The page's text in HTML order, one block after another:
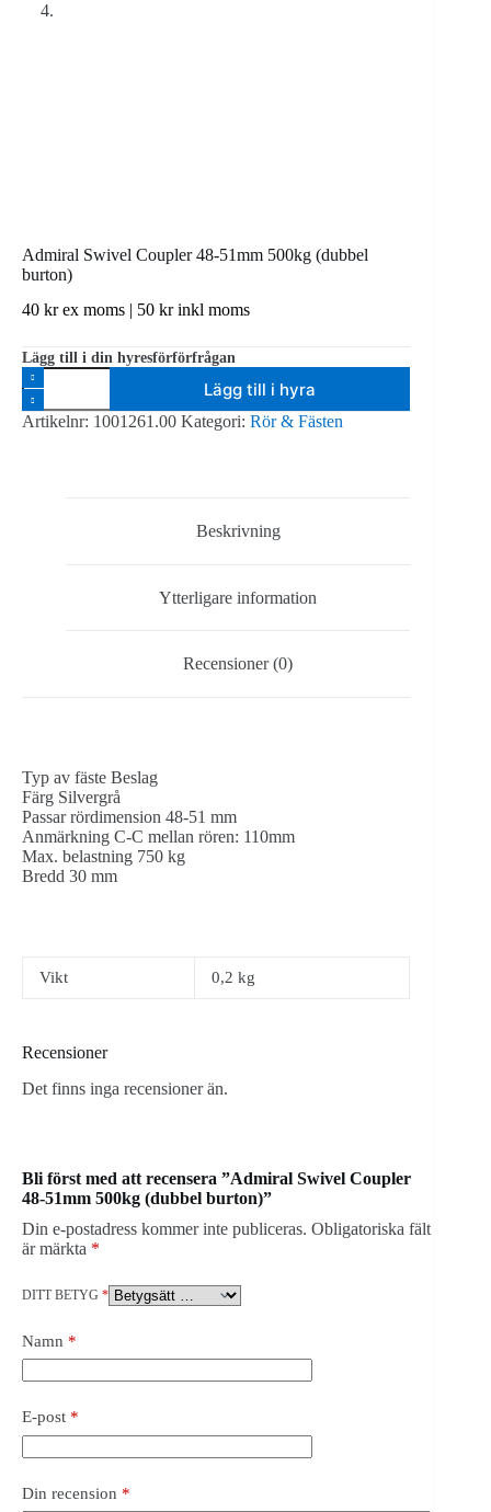
Admiral Swivel Coupler 48-51mm 500kg (dubbel
burton)
40 krex moms | 50 krinkl moms
Lägg till i din hyresförförfrågan
Admiral
Swivel
Coupler
48-
Lägg till i hyra
Artikelnr: 1001261.00 Kategori: Rör & Fästen
Beskrivning
Ytterligare information
Recensioner (0)
Typ av fäste Beslag
Färg Silvergrå
Passar rördimension 48-51 mm
Anmärkning C-C mellan rören: 110mm
Max. belastning 750 kg
Bredd 30 mm
Vikt 0,2 kg
Recensioner
Det finns inga recensioner än.
Bli först med att recensera ”Admiral Swivel Coupler
48-51mm 500kg (dubbel burton)”
Din e-postadress kommer inte publiceras. Obligatoriska fält
är märkta *
DITT BETYG *
Namn *
E-post *
Din recension *